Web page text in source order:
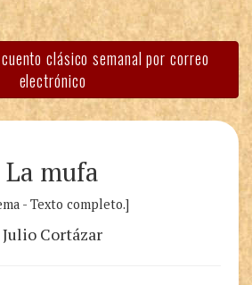
clásico semanal por correo
electrónico
La mufa
- Texto completo.]
Julio Cortázar